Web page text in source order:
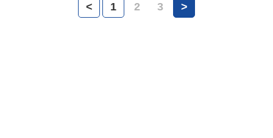
< 1 2 3 >